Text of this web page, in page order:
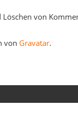
von
von Gravatar.